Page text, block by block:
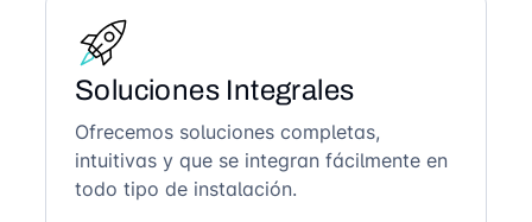
Soluciones Integrales
Ofrecemos soluciones completas,
intuitivas y que se integran fácilmente en
todo tipo de instalación.